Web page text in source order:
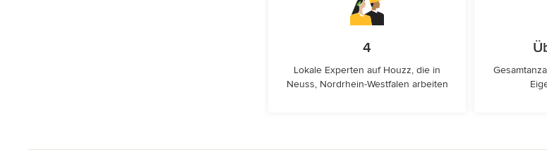
4
Lokale Experten auf Houzz, die in
Neuss, Nordrhein-Westfalen arbeiten